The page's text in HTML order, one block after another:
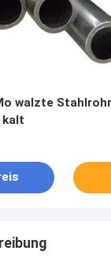
walzte
kalt